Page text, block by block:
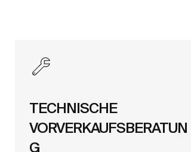
TECHNISCHE
VORVERKAUFSBERATUN
G